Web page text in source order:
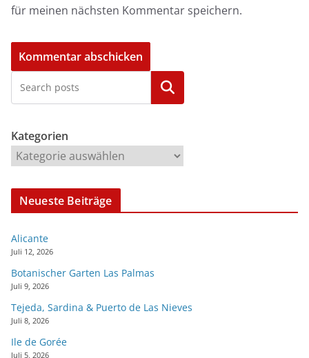
für meinen nächsten Kommentar speichern.
Kategorien
Kategorien
Neueste Beiträge
Alicante
Juli 12, 2026
Botanischer Garten Las Palmas
Juli 9, 2026
Tejeda, Sardina & Puerto de Las Nieves
Juli 8, 2026
Ile de Gorée
Juli 5, 2026